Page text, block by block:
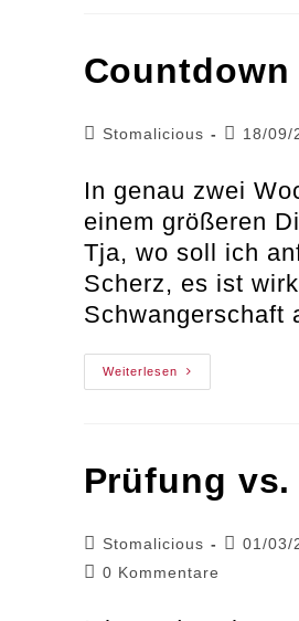
Countdown
Beitrags-
Stomalicious
Beitrag
18/09/
In genau zwei
einem größeren
Tja, wo soll ich
Scherz, es ist
Schwangerschaft
WeiterlesenCountdown
Zur
Prüfung
Beitrags-
Autor:
Stomalicious
Beitrag
01/03/
Beitrags-
0 Kommentare